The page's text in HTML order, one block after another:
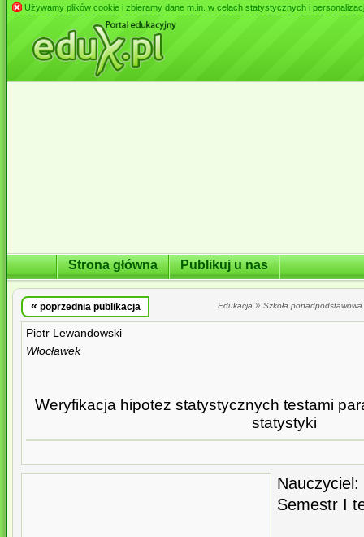
Używamy plików cookie i zbieramy dane m.in. w celach statystycznych i
Strona główna Publikuj u nas
« poprzednia publikacja Edukacja » Szkoła ponadpodstawowa
Piotr Lewandowski
Włocławek
Weryfikacja hipotez statystycznych testami
statystyki
Semestr I